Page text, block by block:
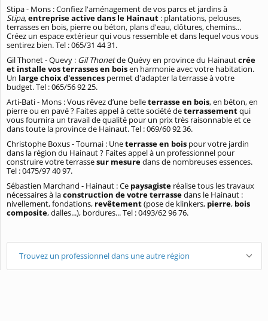
Stipa - Mons : Confiez l'aménagement de vos parcs et jardins à
Stipa,entreprise active dans le Hainaut : plantations, pelouses,
terrasses en bois, pierre ou béton, plans d'eau, clôtures, chemins...
Créez un espace extérieur qui vous ressemble et dans lequel vous vous
sentirez bien. Tel : 065/31 44 31.
Gil Thonet - Quevy : Gil Thonetde Quévy en province du Hainautcrée
et installe vos terrasses en boisen harmonie avec votre habitation.
Un large choix d'essences permet d'adapter la terrasse à votre
budget. Tel : 065/56 92 25.
Arti-Bati - Mons : Vous rêvez d’une belleterrasse en bois, en béton, en
pierre ou en pavé ? Faites appel à cette société deterrassementqui
vous fournira un travail de qualité pour un prix très raisonnable et ce
dans toute la province de Hainaut. Tel : 069/60 92 36.
Christophe Boxus - Tournai : Uneterrasse en bois pour votre jardin
dans la région du Hainaut ? Faites appel à un professionnel pour
construire votre terrassesur mesuredans de nombreuses essences.
Tel : 0475/97 40 97.
Sébastien Marchand - Hainaut : Ce paysagiste réalise tous les travaux
nécessaires à laconstruction de votre terrassedans le Hainaut :
nivellement, fondations, revêtement(pose de klinkers, pierre, bois
composite, dalles...), bordures... Tel : 0493/62 96 76.
Trouvez un professionnel dans une autre région